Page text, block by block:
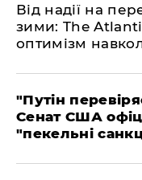
​Від надії на
зими: The
оптимізм
​"Путін
Сенат США
"пекельні